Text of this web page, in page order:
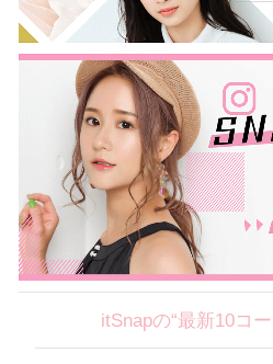
itSnapの“最新10コ